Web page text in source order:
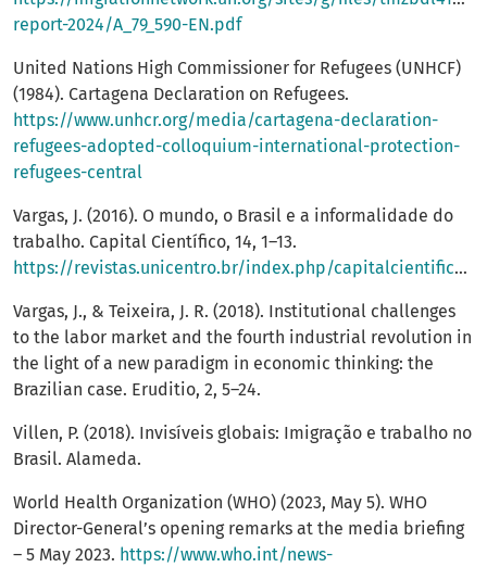
report-2024/A_79_590-EN.pdf
United Nations High Commissioner for Refugees (UNHCF)
(1984). Cartagena Declaration on Refugees.
https://www.unhcr.org/media/cartagena-declaration-
refugees-adopted-colloquium-international-protection-
refugees-central
Vargas, J. (2016). O mundo, o Brasil e a informalidade do
trabalho. Capital Científico, 14, 1–13.
https://revistas.unicentro.br/index.php/capitalcientifico/article/view/4029/3140
Vargas, J., & Teixeira, J. R. (2018). Institutional challenges
to the labor market and the fourth industrial revolution in
the light of a new paradigm in economic thinking: the
Brazilian case. Eruditio, 2, 5–24.
Villen, P. (2018). Invisíveis globais: Imigração e trabalho no
Brasil. Alameda.
World Health Organization (WHO) (2023, May 5). WHO
Director-General’s opening remarks at the media briefing
– 5 May 2023. https://www.who.int/news-